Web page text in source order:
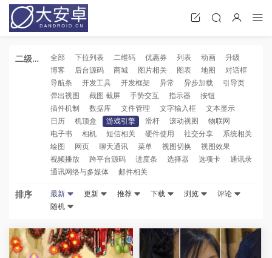
二级分
全部 下拉列表 二维码 优惠券 列表 动画
升级
博客
后台源码 商城 图片相关 图表 地图
对话框
导航条
开发工具 开发框架 异常 异步加载
引导页
弹出视图
截图 截屏 手势交互 指示器
按钮
插件机制
数据库 文件管理 文字输入框
文本显示
日历
机顶盒 游戏引擎 滑杆 滚动视图
物联网
电子书
相机 短信相关 硬件使用 社交分享
系统相关
绘图
网页 聊天通讯 菜单 视图切换
视图效果
视频播放
跨平台源码 进度条 选择器 选项卡
通讯录
通讯网络与多媒体
邮件相关
排序 最新 更新 推荐 下载 浏览
评论
随机